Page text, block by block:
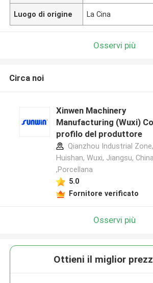
Luogo di origine La Cina
Osservi più
Circa noi
Xinwen Machinery
Manufacturing (Wuxi)
profilo del produttore
Qianzhou Industrial Zone,
Huishan, Wuxi, Jiangsu, China
,Porcellana
5.0
Fornitore verificato
Osservi più
Ottieni il miglior